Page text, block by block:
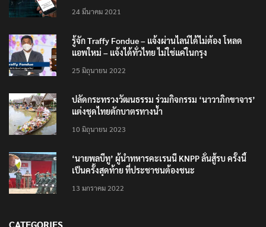
24 มีนาคม 2021
รู้จัก Traffy Fondue – แจ้งผ่านไลน์ได้ไม่ต้อง โหลด
แอพใหม่ – แจ้งได้ทั่วไทย ไม่ใช่แค่ในกรุง
25 มิถุนายน 2022
ปลัดกระทรวงวัฒนธรรม ร่วมกิจกรรม ‘นาวาภิกขาจาร’
แต่งชุดไทยตักบาตรทางน้ำ
10 มิถุนายน 2023
‘นายพลบีทู’ ผู้นำทหารคะเรนนี KNPP ลั่นสู้รบ ครั้งนี้
เป็นครั้งสุดท้าย ที่ประชาชนต้องชนะ
13 มกราคม 2022